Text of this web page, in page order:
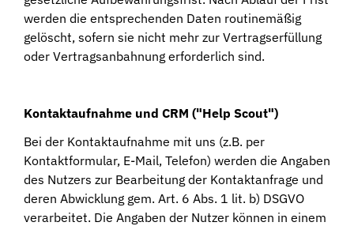
werden die entsprechenden Daten routinemäßig
gelöscht, sofern sie nicht mehr zur Vertragserfüllung
oder Vertragsanbahnung erforderlich sind.
Kontaktaufnahme und CRM ("Help Scout")
Bei der Kontaktaufnahme mit uns (z.B. per
Kontaktformular, E-Mail, Telefon) werden die Angaben
des Nutzers zur Bearbeitung der Kontaktanfrage und
deren Abwicklung gem. Art. 6 Abs. 1 lit. b) DSGVO
verarbeitet. Die Angaben der Nutzer können in einem